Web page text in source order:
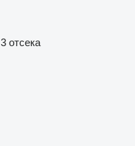
3 отсека